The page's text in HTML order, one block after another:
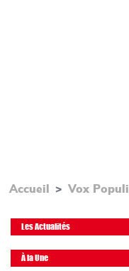
Accueil Vox Populi
Les Actualités
À la Une